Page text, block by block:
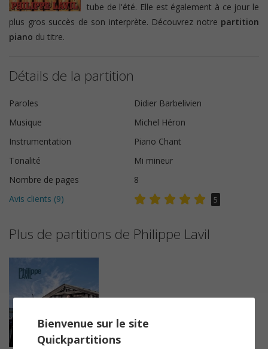
tube de l'été. Elle est également à ce jour le
plus gros succès de son interprète. Découvrez notre partition
piano du titre.
Détails de la partition
Paroles
Didier Barbelivien
Musique
Michel Héron
Instrumentation
Piano Chant
Tonalité
Mi mineur
Nombre de pages
8
Avis clients (9) 5
Plus de partitions de Philippe Lavil
Bienvenue sur le site
Quickpartitions